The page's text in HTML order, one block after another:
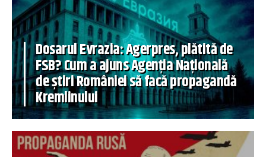
Dosarul Evrazia: Agerpres, plătită de
FSB? Cum a ajuns Agenția Națională
de știri României să facă propagandă
Kremlinului